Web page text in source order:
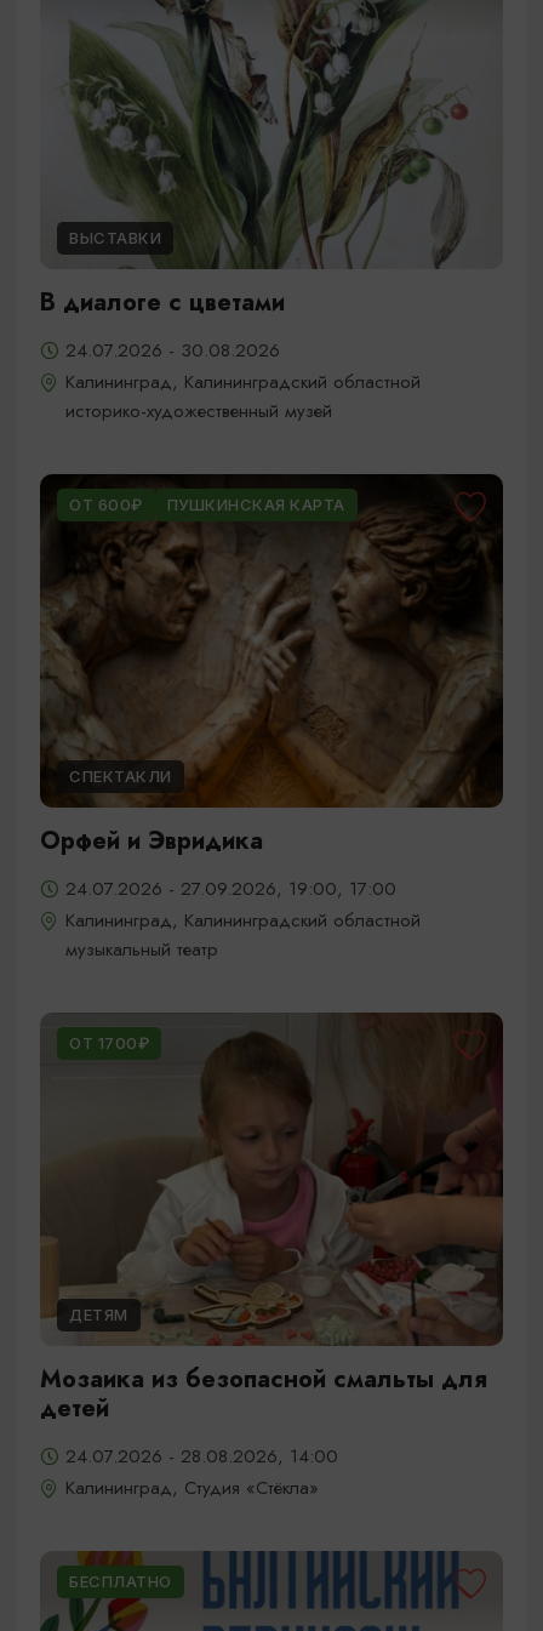
ВЫСТАВКИ
В диалоге с цветами
24.07.2026 - 30.08.2026
Калининград, Калининградский областной
историко-художественный музей
ОТ 600₽ ПУШКИНСКАЯ КАРТА
СПЕКТАКЛИ
Орфей и Эвридика
24.07.2026 - 27.09.2026, 19:00, 17:00
Калининград, Калининградский областной
музыкальный театр
ОТ 1700₽
ДЕТЯМ
Мозаика из безопасной смальты для
детей
24.07.2026 - 28.08.2026, 14:00
Калининград, Студия «Стёкла»
БЕСПЛАТНО